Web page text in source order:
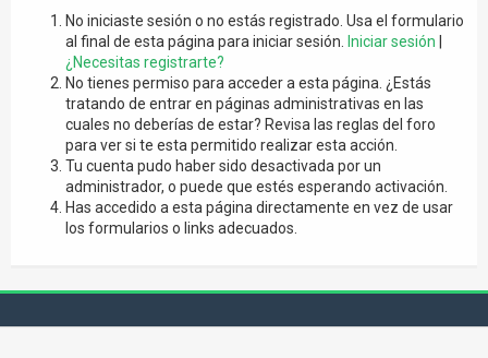
No iniciaste sesión o no estás registrado. Usa el formulario
al final de esta página para iniciar sesión.
Iniciar sesión
¿Necesitas registrarte?
No tienes permiso para acceder a esta página. ¿Estás
tratando de entrar en páginas administrativas en las
cuales no deberías de estar? Revisa las reglas del foro
para ver si te esta permitido realizar esta acción.
Tu cuenta pudo haber sido desactivada por un
administrador, o puede que estés esperando activación.
Has accedido a esta página directamente en vez de usar
los formularios o links adecuados.